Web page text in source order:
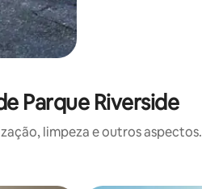
Parque Riverside
limpeza e outros aspectos.